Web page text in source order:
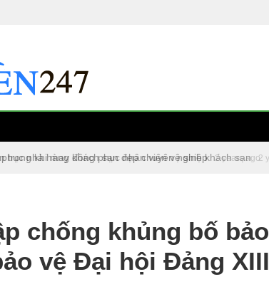
nhà hàng khách sạn đẹp chuyên nghiệp 2 years ago
chống khủng bố bảo
vệ Đại hội Đảng XIII